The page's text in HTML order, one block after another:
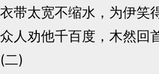
衣带太宽不缩水，为伊笑
众人劝他千百度，木然回
(二)